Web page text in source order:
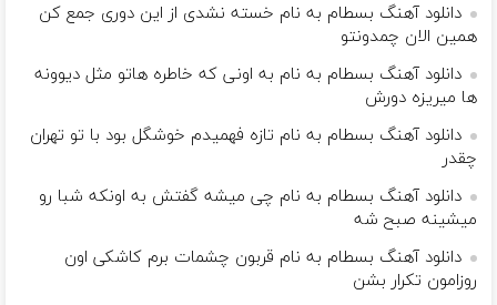
دانلود آهنگ بسطام به نام خسته نشدی از این دوری جمع کن
همین الان چمدونتو
دانلود آهنگ بسطام به نام به اونی که خاطره هاتو مثل دیوونه
ها میریزه دورش
دانلود آهنگ بسطام به نام تازه فهمیدم خوشگل بود با تو تهران
چقدر
دانلود آهنگ بسطام به نام چی میشه گفتش به اونکه شبا رو
میشینه صبح شه
دانلود آهنگ بسطام به نام قربون چشمات برم کاشکی اون
روزامون تکرار بشن